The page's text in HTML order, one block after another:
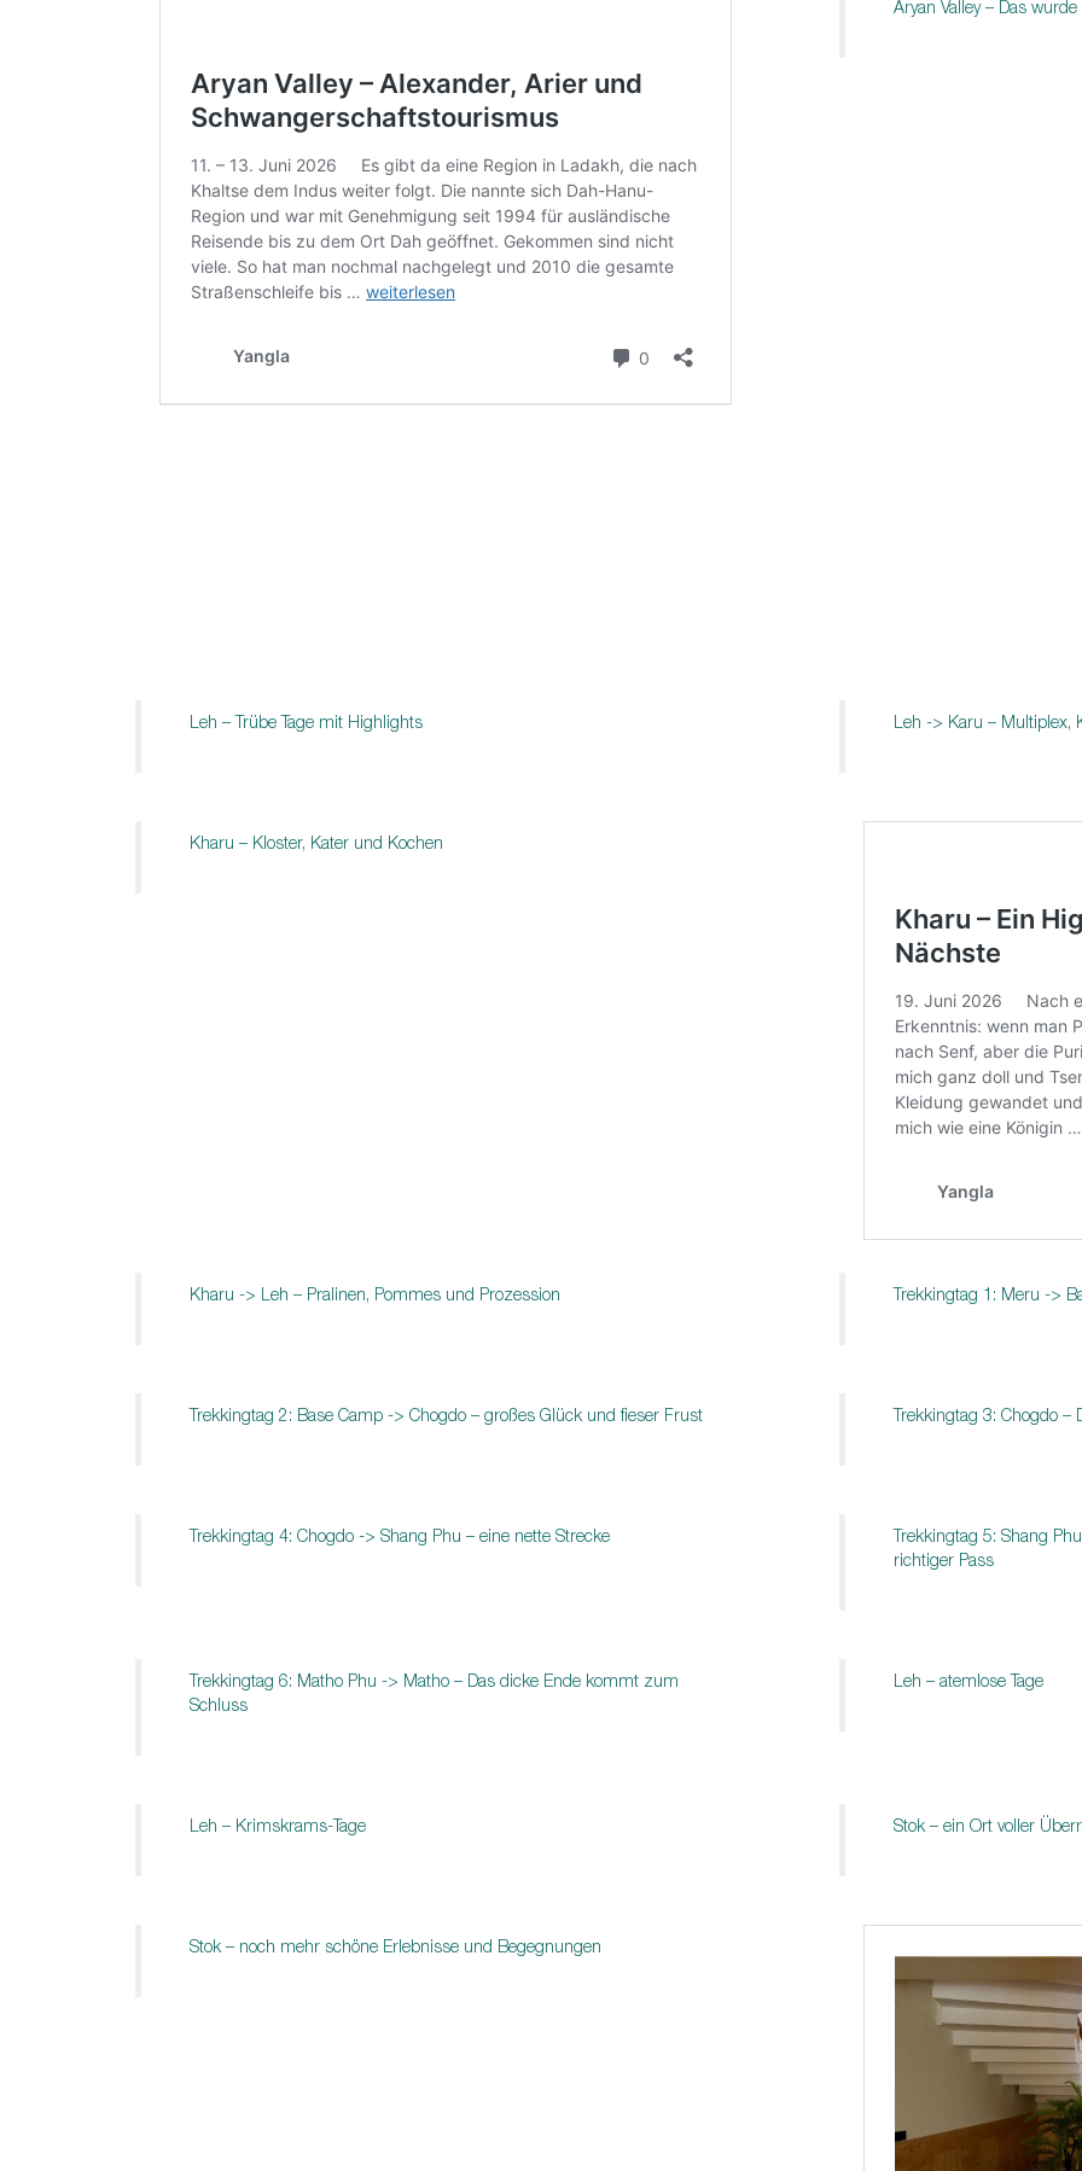
Aryan Valley – Das
Leh – Trübe Tage mit Highlights Leh -> Karu – Multiplex,
Kharu – Kloster, Kater und Kochen
Kharu -> Leh – Pralinen, Pommes und Prozession Trekkingtag 1: Meru ->
Trekkingtag 2: Base Camp -> Chogdo – großes Glück und fieser Frust Trekkingtag 3: Chogdo –
Trekkingtag 4: Chogdo -> Shang Phu – eine nette Strecke
Trekkingtag 5: Shang
richtiger Pass
Trekkingtag 6: Matho Phu -> Matho – Das dicke Ende kommt zum
Schluss
Leh – atemlose Tage
Leh – Krimskrams-Tage Stok – ein Ort voller
Stok – noch mehr schöne Erlebnisse und Begegnungen